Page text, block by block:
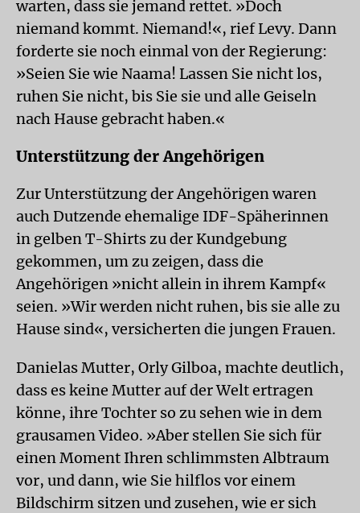
warten, dass sie jemand rettet. »Doch
niemand kommt. Niemand!«, rief Levy. Dann
forderte sie noch einmal von der Regierung:
»Seien Sie wie Naama! Lassen Sie nicht los,
ruhen Sie nicht, bis Sie sie und alle Geiseln
nach Hause gebracht haben.«
Unterstützung der Angehörigen
Zur Unterstützung der Angehörigen waren
auch Dutzende ehemalige IDF-Späherinnen
in gelben T-Shirts zu der Kundgebung
gekommen, um zu zeigen, dass die
Angehörigen »nicht allein in ihrem Kampf«
seien. »Wir werden nicht ruhen, bis sie alle zu
Hause sind«, versicherten die jungen Frauen.
Danielas Mutter, Orly Gilboa, machte deutlich,
dass es keine Mutter auf der Welt ertragen
könne, ihre Tochter so zu sehen wie in dem
grausamen Video. »Aber stellen Sie sich für
einen Moment Ihren schlimmsten Albtraum
vor, und dann, wie Sie hilflos vor einem
Bildschirm sitzen und zusehen, wie er sich